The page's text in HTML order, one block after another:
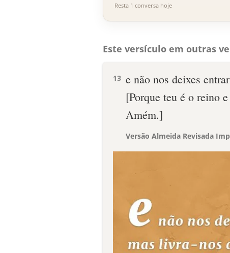
Resta 1 conversa hoje
Este versículo em outras
13 e não nos deixes
[Porque teu é o reino
Amém.]
Versão Almeida Revisada